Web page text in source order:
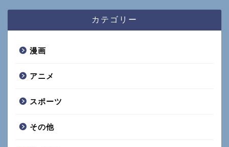
カテゴリー
漫画
アニメ
スポーツ
その他